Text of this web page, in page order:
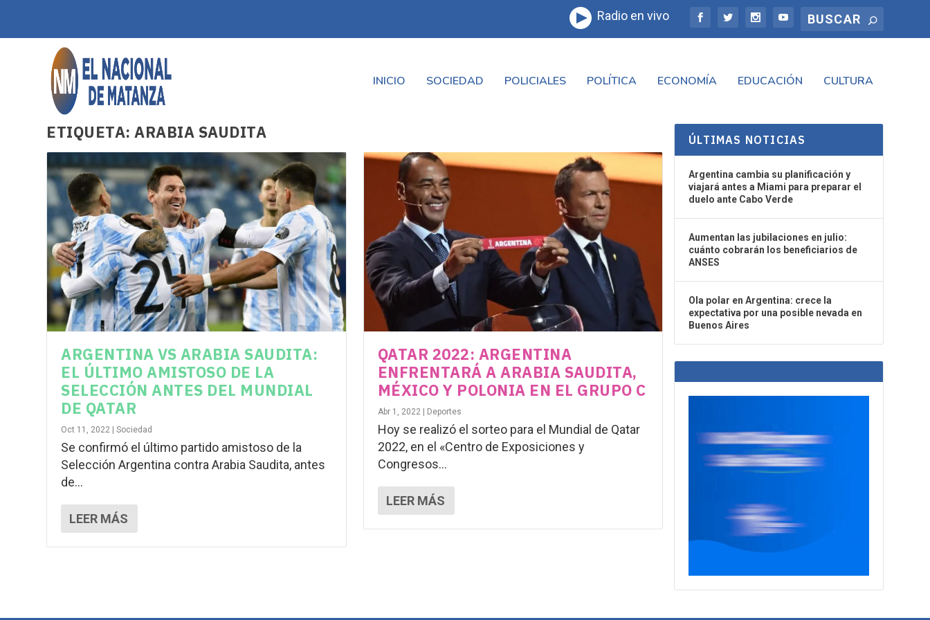
Radio en vivo
INICIO SOCIEDAD POLICIALES POLÍTICA ECONOMÍA EDUCACIÓN CULTURA
ETIQUETA:ARABIA SAUDITA
ARGENTINA VS ARABIA SAUDITA:
EL ÚLTIMO AMISTOSO DE LA
SELECCIÓN ANTES DEL MUNDIAL
DE QATAR
Oct 11, 2022 |Sociedad
Se confirmó el último partido amistoso de la
Selección Argentina contra Arabia Saudita, antes
de...
LEER MÁS
QATAR 2022: ARGENTINA
ENFRENTARÁ A ARABIA SAUDITA,
MÉXICO Y POLONIA EN EL GRUPO C
Abr 1, 2022 | Deportes
Hoy se realizó el sorteo para el Mundial de Qatar
2022, en el «Centro de Exposiciones y
Congresos...
LEER MÁS
ÚLTIMAS NOTICIAS
Argentina cambia su planificación y
viajará antes a Miami para preparar el
duelo ante Cabo Verde
Aumentan las jubilaciones en julio:
cuánto cobrarán los beneficiarios de
ANSES
Ola polar en Argentina: crece la
expectativa por una posible nevada en
Buenos Aires